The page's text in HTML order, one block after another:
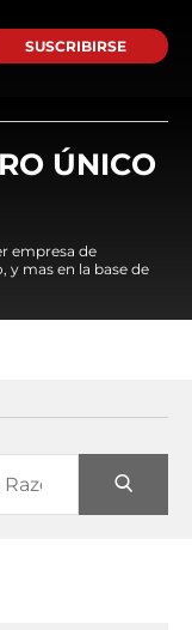
SUSCRIBIRSE
ÚNICO
empresa de
y mas en la base de